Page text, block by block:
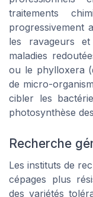
traitements
progressivement
les ravageurs
maladies
ou le phylloxera
de micro-
cibler les
photosynthèse
Recherche
Les instituts de
cépages plus
des variétés